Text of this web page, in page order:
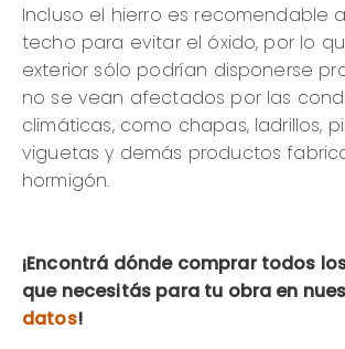
Incluso el hierro es recomendable
techo para evitar el óxido, por lo
exterior sólo podrían disponerse
no se vean afectados por las
climáticas, como chapas, ladrillos,
viguetas y demás productos
hormigón.
¡Encontrá dónde comprar todos
que necesitás para tu obra en
datos!